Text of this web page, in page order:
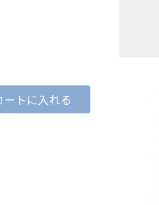
ートに入れる